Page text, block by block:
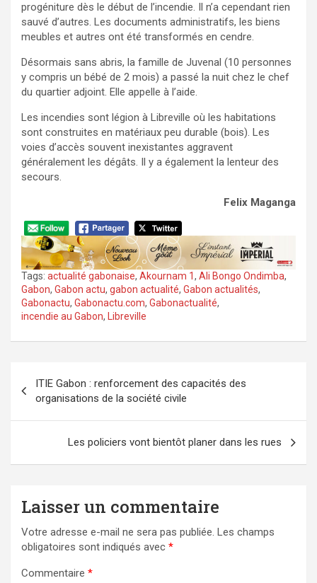
progéniture dès le début de l’incendie. Il n’a cependant rien
sauvé d’autres. Les documents administratifs, les biens
meubles et autres ont été transformés en cendre.
Désormais sans abris, la famille de Juvenal (10 personnes
y compris un bébé de 2 mois) a passé la nuit chez le chef
du quartier adjoint. Elle appelle à l’aide.
Les incendies sont légion à Libreville où les habitations
sont construites en matériaux peu durable (bois). Les
voies d’accès souvent inexistantes aggravent
généralement les dégâts. Il y a également la lenteur des
secours.
Felix Maganga
Tags: actualité gabonaise, Akournam 1, Ali Bongo Ondimba,
Gabon, Gabon actu, gabon actualité, Gabon actualités,
Gabonactu, Gabonactu.com, Gabonactualité,
incendie au Gabon, Libreville
de
l’article
ITIE Gabon : renforcement des capacités des
organisations de la société civile
Les policiers vont bientôt planer dans les rues
Laisser un commentaire
Votre adresse e-mail ne sera pas publiée. Les champs
obligatoires sont indiqués avec *
Commentaire *